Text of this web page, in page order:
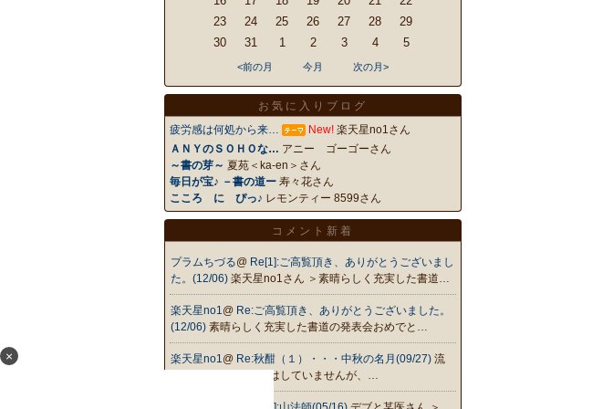
×
23
24 25 26 27 28
29
30
31 1 2 3 4 5
<前の月 今月 次の月>
お気に入りブログ
疲労感は何処から来…
New! 楽天星no1さん
ＡＮＹのＳＯＨＯな… アニー ゴーゴーさん
～書の芽～ 夏苑＜ka-en＞さん
毎日が宝♪ －書の道ー 寿々花さん
こころ に ぴっ♪ レモンティー 8599さん
コメント新着
プラムちづる@ Re[1]:ご高覧頂き、ありがとうございまし
た。(12/06) 楽天星no1さん ＞素晴らしく充実した書道…
楽天星no1@ Re:ご高覧頂き、ありがとうございました。
(12/06) 素晴らしく充実した書道の発表会おめでと…
楽天星no1@ Re:秋酣（１）・・・中秋の名月(09/27) 流
石ですね。私は書道はしていませんが、…